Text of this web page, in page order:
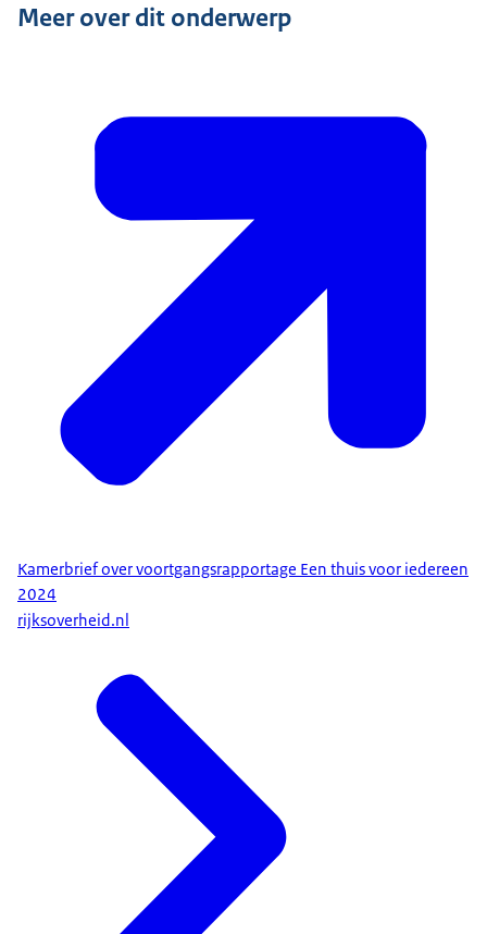
Meer over dit onderwerp
Kamerbrief over voortgangsrapportage Een thuis voor iedereen
2024
rijksoverheid.nl